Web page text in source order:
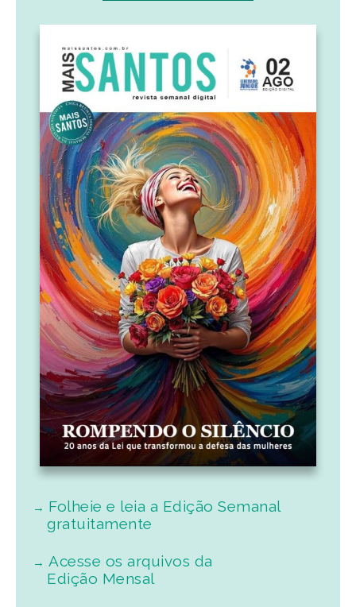
Folheie e leia a Edição Semanal
gratuitamente
Acesse os arquivos da
Edição Mensal